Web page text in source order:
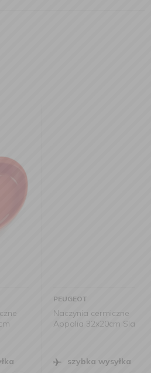
PEUGEOT
Naczynia cermiczne
Appolia 32x20cm Slate
szybka wysyłka